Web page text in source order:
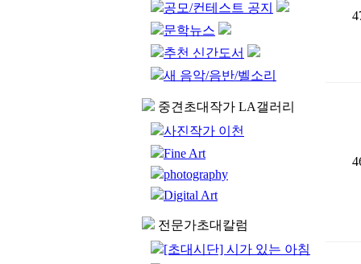
공모/컨테스트 공지
문학뉴스
추천 신간도서
새 음악/음반/벨소리
중견초대작가 LA갤러리
사진작가 이천
Fine Art
photography
Digital Art
전문가초대칼럼
[초대시단] 시가 있는 아침